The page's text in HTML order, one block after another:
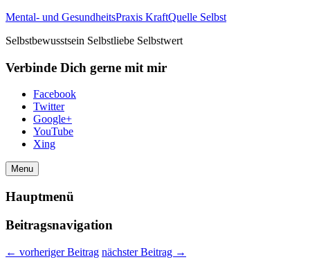
Mental- und GesundheitsPraxis KraftQuelle Selbst
Selbstbewusstsein Selbstliebe Selbstwert
Verbinde Dich gerne mit mir
Facebook
Twitter
Google+
YouTube
Xing
Menu
Hauptmenü
Beitragsnavigation
← vorheriger Beitrag nächster Beitrag →